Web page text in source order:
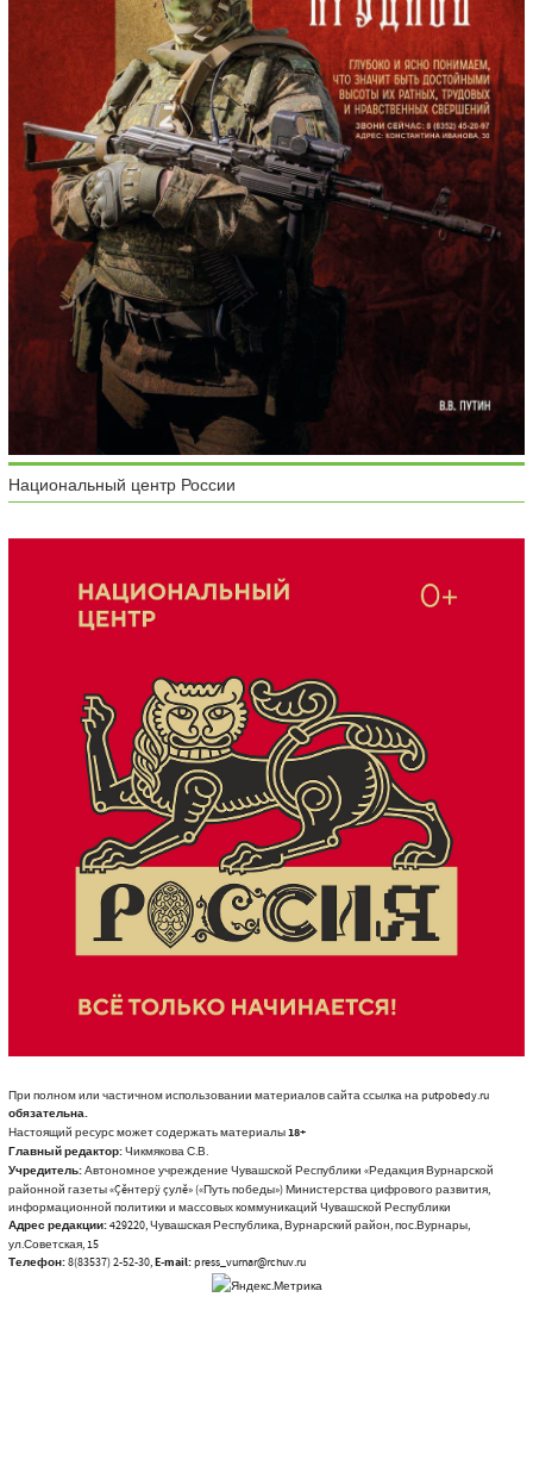
Национальный центр России
При полном или частичном использовании материалов сайта ссылка на putpobedy.ru
обязательна.
Настоящий ресурс может содержать материалы18+
Главный редактор:Чикмякова С.В.
Учредитель:Автономное учреждение Чувашской Республики «Редакция Вурнарской
районной газеты «Çĕнтерÿ çулĕ» («Путь победы») Министерства цифрового развития,
информационной политики и массовых коммуникаций Чувашской Республики
Адрес редакции:429220, Чувашская Республика, Вурнарский район, пос.Вурнары,
ул.Советская, 15
Телефон:8(83537) 2-52-30,E-mail:press_vurnar@rchuv.ru